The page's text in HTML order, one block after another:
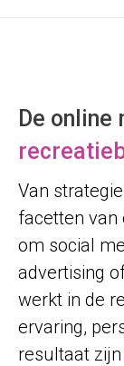
De
Van
facetten van
om social
advertising
werkt in de
ervaring,
resultaat